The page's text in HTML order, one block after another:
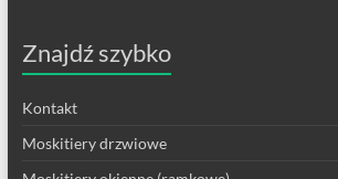
Znajdź szybko
Kontakt
Moskitiery drzwiowe